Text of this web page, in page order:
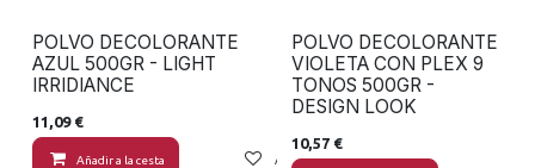
POLVO DECOLORANTE
AZUL 500GR - LIGHT
IRRIDIANCE
11,09€
Añadir a la cesta Añadir a lista de deseos
POLVO DECOLORANTE
VIOLETA CON PLEX 9
TONOS 500GR -
DESIGN LOOK
10,57€